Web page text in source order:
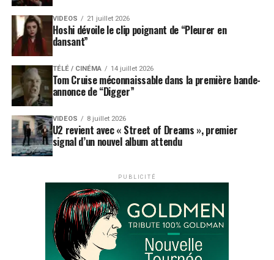
VIDEOS 21 juillet 2026
Hoshi dévoile le clip poignant de “Pleurer en
dansant”
TÉLÉ / CINÉMA 14 juillet 2026
Tom Cruise méconnaissable dans la première bande-
annonce de “Digger”
VIDEOS 8 juillet 2026
U2 revient avec « Street of Dreams », premier
signal d’un nouvel album attendu
PUBLICITÉ